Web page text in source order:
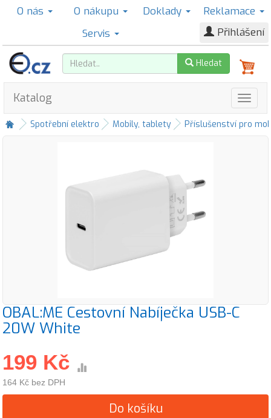
O nás O nákupu Doklady
Reklamace
Servis
Přihlášení
Hledat
Katalog
Spotřební elektro Mobily, tablety Příslušenství pro
OBAL:ME Cestovní Nabíječka USB-C
20W White
199 Kč
164 Kč bez DPH
Do košíku